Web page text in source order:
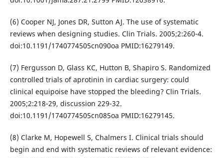
(6) Cooper NJ, Jones DR, Sutton AJ. The use of systematic
reviews when designing studies. Clin Trials. 2005;2:260-4.
doi:10.1191/1740774505cn090oa PMID:16279149.
(7) Fergusson D, Glass KC, Hutton B, Shapiro S. Randomized
controlled trials of aprotinin in cardiac surgery: could
clinical equipoise have stopped the bleeding? Clin Trials.
2005;2:218-29, discussion 229-32.
doi:10.1191/1740774505cn085oa PMID:16279145.
(8) Clarke M, Hopewell S, Chalmers I. Clinical trials should
begin and end with systematic reviews of relevant evidence: